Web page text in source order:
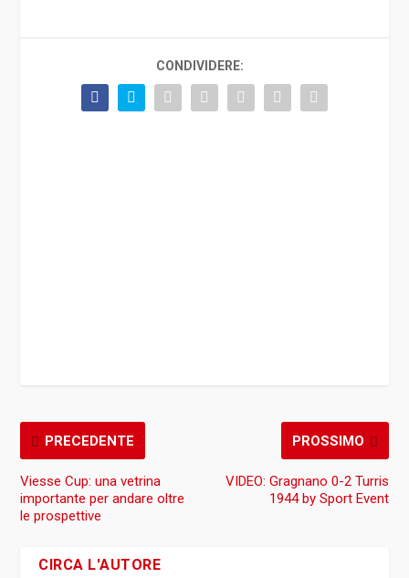
CONDIVIDERE:
PRECEDENTE
Viesse Cup: una vetrina
importante per andare oltre
le prospettive
PROSSIMO
VIDEO: Gragnano 0-2 Turris
1944 by Sport Event
CIRCA L'AUTORE